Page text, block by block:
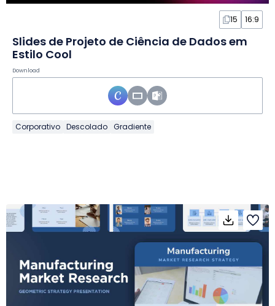
15 16:9
Slides de Projeto de Ciência de Dados em
Estilo Cool
Download
Corporativo Descolado Gradiente